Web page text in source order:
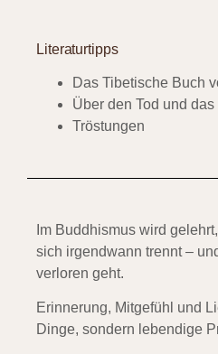
Literaturtipps
Das Tibetische Buch
Über den Tod und
Tröstungen
Im Buddhismus wird
sich irgendwann trennt –
verloren geht.
Erinnerung, Mitgefühl und
Dinge, sondern lebendige